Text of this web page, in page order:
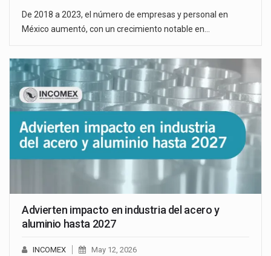
De 2018 a 2023, el número de empresas y personal en
México aumentó, con un crecimiento notable en…
Advierten impacto en industria del acero y
aluminio hasta 2027
INCOMEX May 12, 2026